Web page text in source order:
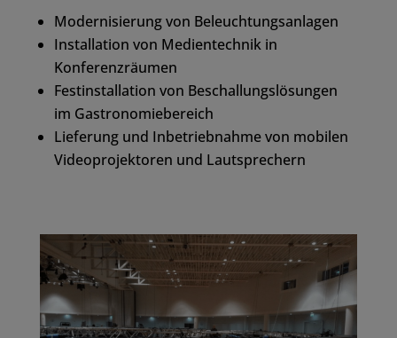
Modernisierung von Beleuchtungsanlagen
Installation von Medientechnik in
Konferenzräumen
Festinstallation von Beschallungslösungen
im Gastronomiebereich
Lieferung und Inbetriebnahme von mobilen
Videoprojektoren und Lautsprechern